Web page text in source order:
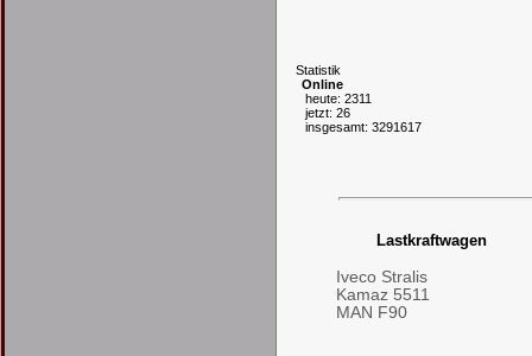
Statistik
Online
heute: 2311
jetzt: 26
insgesamt: 3291617
Lastkraftwagen
Iveco Stralis
Kamaz 5511
MAN F90